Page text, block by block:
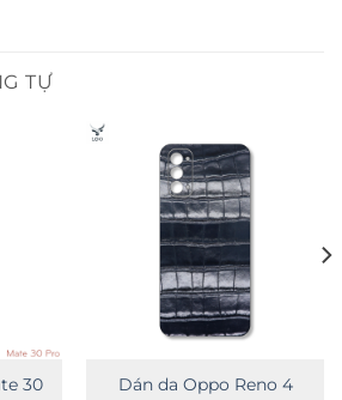
TỰ
30
Dán da Oppo Reno 4